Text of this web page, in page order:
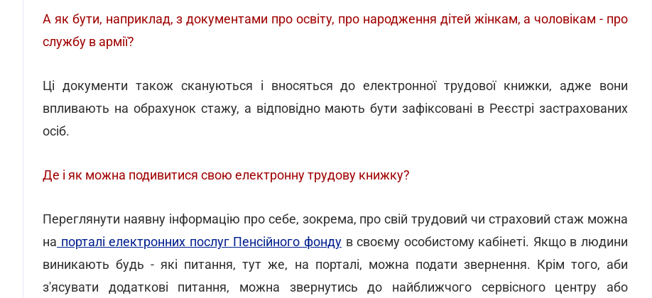
А як бути, наприклад, з документами про освіту, про народження дітей жінкам, а чоловікам - про
службу в армії?
Ці документи також скануються і вносяться до електронної трудової книжки, адже вони
впливають на обрахунок стажу, а відповідно мають бути зафіксовані в Реєстрі застрахованих
осіб.
Де і як можна подивитися свою електронну трудову книжку?
Переглянути наявну інформацію про себе, зокрема, про свій трудовий чи страховий стаж можна
на порталі електронних послуг Пенсійного фондув своєму особистому кабінеті. Якщо в людини
виникають будь - які питання, тут же, на порталі, можна подати звернення. Крім того, аби
з'ясувати додаткові питання, можна звернутись до найближчого сервісного центру або